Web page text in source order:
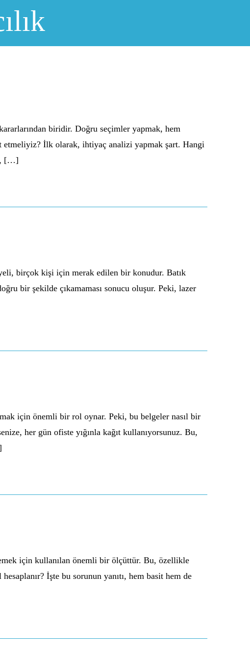
biridir. Doğru seçimler yapmak, hem
etmeliyiz? İlk olarak, ihtiyaç analizi yapmak şart. Hangi
[…]
birçok kişi için merak edilen bir konudur. Batık
bir şekilde çıkamaması sonucu oluşur. Peki, lazer
için önemli bir rol oynar. Peki, bu belgeler nasıl bir
her gün ofiste yığınla kağıt kullanıyorsunuz. Bu,
için kullanılan önemli bir ölçüttür. Bu, özellikle
İşte bu sorunun yanıtı, hem basit hem de